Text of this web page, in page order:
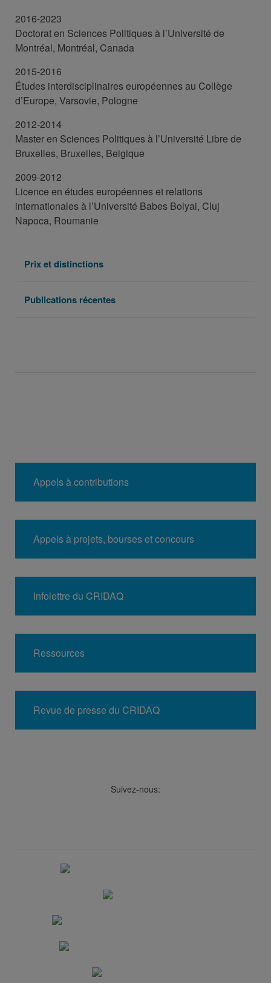
2016-2023
Doctorat en Sciences Politiques à l’Université de
Montréal, Montréal, Canada
2015-2016
Études interdisciplinaires européennes au Collège
d’Europe, Varsovie, Pologne
2012-2014
Master en Sciences Politiques à l’Université Libre de
Bruxelles, Bruxelles, Belgique
2009-2012
Licence en études européennes et relations
internationales à l’Université Babes Bolyai, Cluj
Napoca, Roumanie
Prix et distinctions
Publications récentes
Appels à contributions
Appels à projets, bourses et concours
Infolettre du CRIDAQ
Ressources
Revue de presse du CRIDAQ
Suivez-nous: